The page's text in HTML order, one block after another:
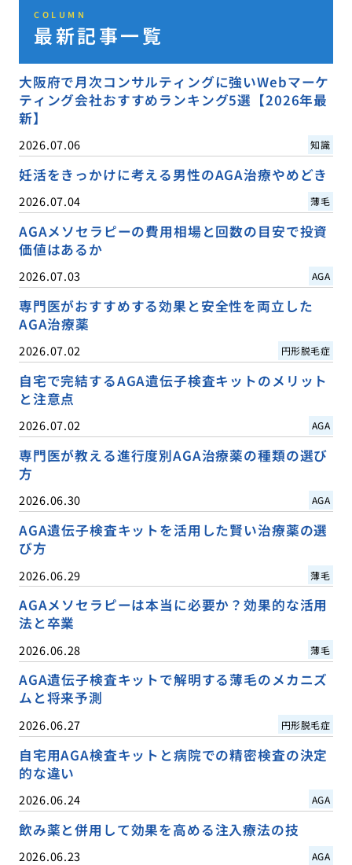
COLUMN
最新記事一覧
大阪府で月次コンサルティングに強いWebマーケ
ティング会社おすすめランキング5選【2026年最
新】
2026.07.06 知識
妊活をきっかけに考える男性のAGA治療やめどき
2026.07.04 薄毛
AGAメソセラピーの費用相場と回数の目安で投資
価値はあるか
2026.07.03 AGA
専門医がおすすめする効果と安全性を両立した
AGA治療薬
2026.07.02 円形脱毛症
自宅で完結するAGA遺伝子検査キットのメリット
と注意点
2026.07.02 AGA
専門医が教える進行度別AGA治療薬の種類の選び
方
2026.06.30 AGA
AGA遺伝子検査キットを活用した賢い治療薬の選
び方
2026.06.29 薄毛
AGAメソセラピーは本当に必要か？効果的な活用
法と卒業
2026.06.28 薄毛
AGA遺伝子検査キットで解明する薄毛のメカニズ
ムと将来予測
2026.06.27 円形脱毛症
自宅用AGA検査キットと病院での精密検査の決定
的な違い
2026.06.24 AGA
飲み薬と併用して効果を高める注入療法の技
2026.06.23 AGA